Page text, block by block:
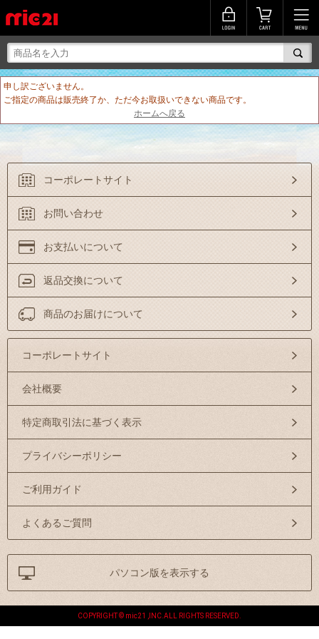
申し訳ございません。
ご指定の商品は販売終了か、ただ今お取扱いできない商品です。
ホームへ戻る
コーポレートサイト
お問い合わせ
お支払いについて
返品交換について
商品のお届けについて
コーポレートサイト
会社概要
特定商取引法に基づく表示
プライバシーポリシー
ご利用ガイド
よくあるご質問
パソコン版を表示する
COPYRIGHT © mic21 ,INC.ALL RIGHTS RESERVED.